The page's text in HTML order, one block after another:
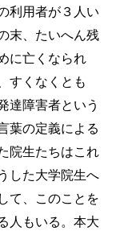
利用者が３人い
末、たいへん残
に亡くなられ
すくなくとも
達障害者という
葉の定義による
院生たちはこれ
した大学院生へ
て、このことを
人もいる。本大